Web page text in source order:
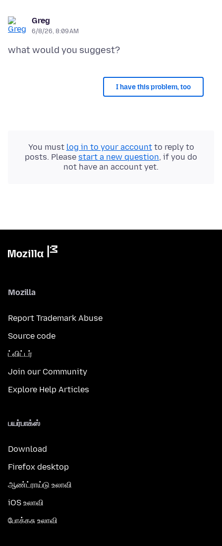
Greg
6/8/26, 8:09 AM
I have this problem, too
You must log in to your accountto reply to
posts. Please start a new question, if you do
not have an account yet.
Mozilla
Report Trademark Abuse
Source code
ட்விட்டர்
Join our Community
Explore Help Articles
பயர்பாக்ஸ்
Download
Firefox desktop
ஆண்ட்ராய்டு உலாவி
iOS உலாவி
போக்கசு உலாவி